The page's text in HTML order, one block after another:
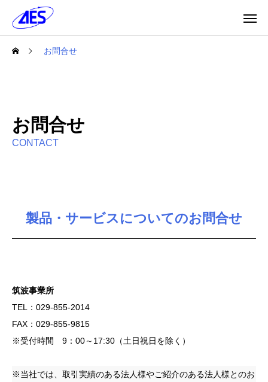
お問合せ
お問合せ
CONTACT
製品・サービスについてのお問合せ
筑波事業所
TEL：029-855-2014
FAX：029-855-9815
※受付時間 9：00～17:30（土日祝日を除く）
※当社では、取引実績のある法人様やご紹介のある法人様とのお